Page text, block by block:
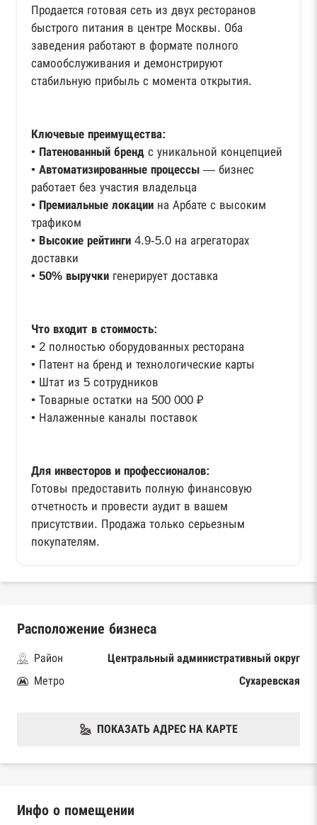
Продается готовая сеть из двух ресторанов
быстрого питания в центре Москвы. Оба
заведения работают в формате полного
самообслуживания и демонстрируют
стабильную прибыль с момента открытия.
Ключевые преимущества:
• Патенованный бренд с уникальной концепцией
• Автоматизированные процессы — бизнес
работает без участия владельца
• Премиальные локации на Арбате с высоким
трафиком
• Высокие рейтинги 4.9-5.0 на агрегаторах
доставки
• 50% выручки генерирует доставка
Что входит в стоимость:
• 2 полностью оборудованных ресторана
• Патент на бренд и технологические карты
• Штат из 5 сотрудников
• Товарные остатки на 500 000 ₽
• Налаженные каналы поставок
Для инвесторов и профессионалов:
Готовы предоставить полную финансовую
отчетность и провести аудит в вашем
присутствии. Продажа только серьезным
покупателям.
Расположение бизнеса
Район
Центральный административный округ
Метро
Сухаревская
ПОКАЗАТЬ АДРЕС НА КАРТЕ
Инфо о помещении